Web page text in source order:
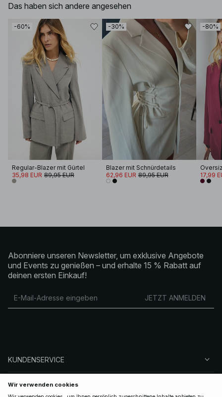
Das haben sich andere angesehen
-60%
Regular-Blazer mit Gürtel
35,98 EUR 89,95 EUR
-30%
Blazer mit Schnürdetails
62,96 EUR 89,95 EUR
-80%
17,99
Abonniere unseren Newsletter, um exklusive Angebote
und Events zu genießen – und erhalte 15 % Rabatt auf
deinen ersten Einkauf!
JETZT ANMELDEN
KUNDENSERVICE
ÜBER NA-KD